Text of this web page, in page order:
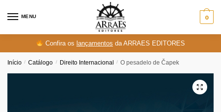
MENU 0
Confira os lançamentos da ARRAES EDITORES
Início / Catálogo / Direito Internacional / O pesadelo de Čapek